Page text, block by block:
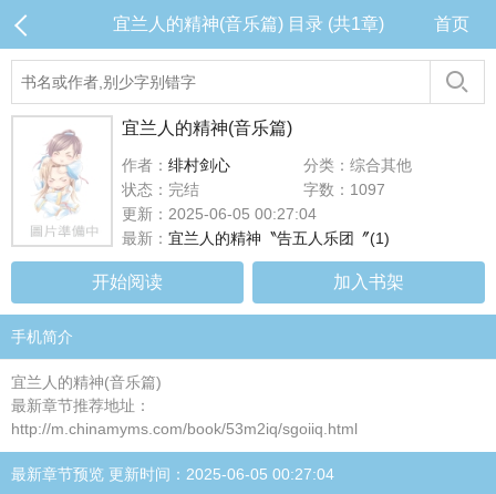
宜兰人的精神(音乐篇) 目录 (共1章) 首页
宜兰人的精神(音乐篇)
作者： 绯村剑心
分类：综合其他
状态：完结
字数：1097
更新：2025-06-05 00:27:04
最新： 宜兰人的精神〝告五人乐团〞(1)
开始阅读 加入书架
手机简介
宜兰人的精神(音乐篇)
最新章节推荐地址：
http://m.chinamyms.com/book/53m2iq/sgoiiq.html
最新章节预览 更新时间：2025-06-05 00:27:04